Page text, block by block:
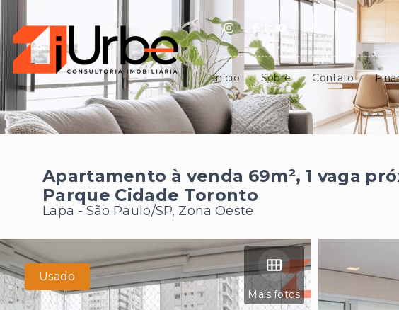
Início Sobre Contato
Apartamento à venda 69m², 1 vaga
Parque Cidade Toronto
Lapa - São Paulo/SP, Zona Oeste
Mais fotos
Usado